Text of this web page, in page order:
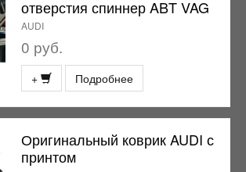
отверстия спиннер ABT VAG
AUDI
0 руб.
+ Подробнее
Оригинальный коврик AUDI с
принтом